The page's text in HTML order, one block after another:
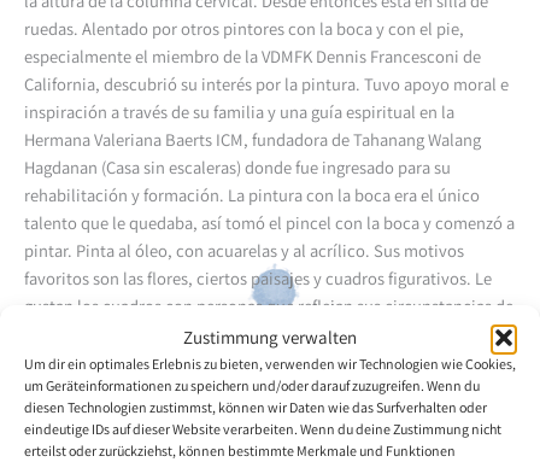
Zustimmung verwalten
Um dir ein optimales Erlebnis zu bieten, verwenden wir Technologien wie Cookies,
um Geräteinformationen zu speichern und/oder darauf zuzugreifen. Wenn du
diesen Technologien zustimmst, können wir Daten wie das Surfverhalten oder
eindeutige IDs auf dieser Website verarbeiten. Wenn du deine Zustimmung nicht
erteilst oder zurückziehst, können bestimmte Merkmale und Funktionen
ruedas. Alentado por otros pintores con la boca y con el pie,
especialmente el miembro de la VDMFK Dennis Francesconi de
California, descubrió su interés por la pintura. Tuvo apoyo moral e
inspiración a través de su familia y una guía espiritual en la
Hermana Valeriana Baerts ICM, fundadora de Tahanang Walang
Hagdanan (Casa sin escaleras) donde fue ingresado para su
rehabilitación y formación. La pintura con la boca era el único
talento que le quedaba, así tomó el pincel con la boca y comenzó a
pintar. Pinta al óleo, con acuarelas y al acrílico. Sus motivos
favoritos son las flores, ciertos paisajes y cuadros figurativos. Le
gustan los cuadros con personas que reflejan sus circunstancias de
vida reales y el entorno. Expresa sus problemas en el lienzo. E
autodidact y ha participado en exposiciones de arte de otras
organizaciones y por ello está muy motivado. La Christopher Reeve
Paralysis Foundation le dio la dirección de la VDMFK.